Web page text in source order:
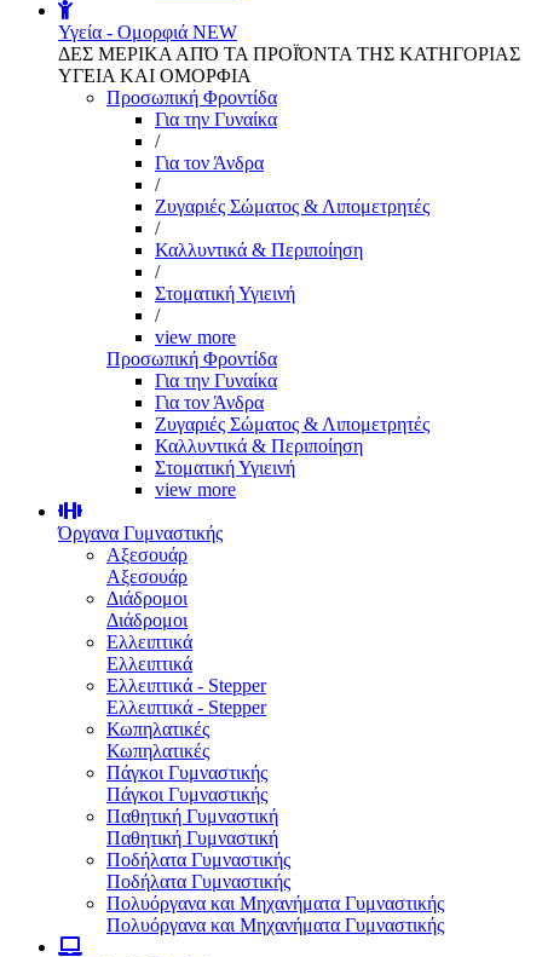
Υγεία - Ομορφιά NEW
ΔΕΣ ΜΕΡΙΚΑ ΑΠΌ ΤΑ ΠΡΟΪΌΝΤΑ ΤΗΣ ΚΑΤΗΓΟΡΙΑΣ
ΥΓΕΙΑ ΚΑΙ ΟΜΟΡΦΙΑ
Προσωπική Φροντίδα
Για την Γυναίκα
/
Για τον Άνδρα
/
Ζυγαριές Σώματος & Λιπομετρητές
/
Καλλυντικά & Περιποίηση
/
Στοματική Υγιεινή
/
view more
Προσωπική Φροντίδα
Για την Γυναίκα
Για τον Άνδρα
Ζυγαριές Σώματος & Λιπομετρητές
Καλλυντικά & Περιποίηση
Στοματική Υγιεινή
view more
Όργανα Γυμναστικής
Αξεσουάρ
Αξεσουάρ
Διάδρομοι
Διάδρομοι
Ελλειπτικά
Ελλειπτικά
Ελλειπτικά - Stepper
Ελλειπτικά - Stepper
Κωπηλατικές
Κωπηλατικές
Πάγκοι Γυμναστικής
Πάγκοι Γυμναστικής
Παθητική Γυμναστική
Παθητική Γυμναστική
Ποδήλατα Γυμναστικής
Ποδήλατα Γυμναστικής
Πολυόργανα και Μηχανήματα Γυμναστικής
Πολυόργανα και Μηχανήματα Γυμναστικής